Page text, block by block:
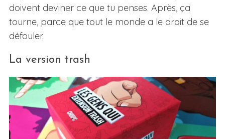
doivent deviner ce que tu penses. Après, ça
tourne, parce que tout le monde a le droit de se
défouler.
La version trash